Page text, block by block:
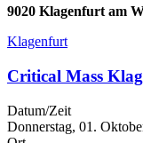
9020 Klagenfurt am
Klagenfurt
Critical Mass
Datum/Zeit
Donnerstag, 01.